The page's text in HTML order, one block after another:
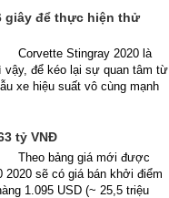
giây để thực hiện thử
Corvette Stingray 2020 là
để kéo lại sự quan tâm từ
xe hiệu suất vô cùng mạnh
tỷ VNĐ
Theo bảng giá mới được
2020 sẽ có giá bán khởi điểm
1.095 USD (~ 25,5 triệu